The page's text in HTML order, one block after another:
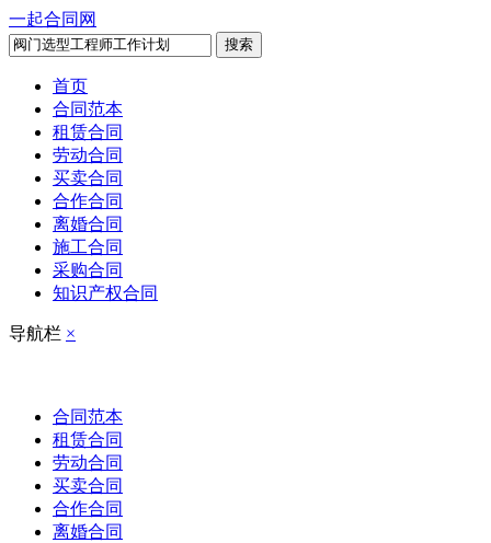
一起合同网
搜索
首页
合同范本
租赁合同
劳动合同
买卖合同
合作合同
离婚合同
施工合同
采购合同
知识产权合同
导航栏 ×
合同范本
租赁合同
劳动合同
买卖合同
合作合同
离婚合同